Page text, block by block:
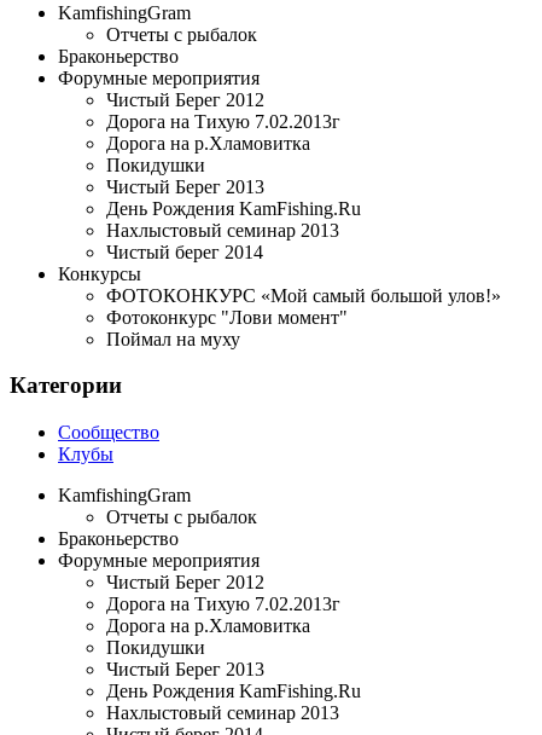
KamfishingGram
Отчеты с рыбалок
Браконьерство
Форумные мероприятия
Чистый Берег 2012
Дорога на Тихую 7.02.2013г
Дорога на р.Хламовитка
Покидушки
Чистый Берег 2013
День Рождения KamFishing.Ru
Нахлыстовый семинар 2013
Чистый берег 2014
Конкурсы
ФОТОКОНКУРС «Мой самый большой улов!»
Фотоконкурс "Лови момент"
Поймал на муху
Категории
Сообщество
Клубы
KamfishingGram
Отчеты с рыбалок
Браконьерство
Форумные мероприятия
Чистый Берег 2012
Дорога на Тихую 7.02.2013г
Дорога на р.Хламовитка
Покидушки
Чистый Берег 2013
День Рождения KamFishing.Ru
Нахлыстовый семинар 2013